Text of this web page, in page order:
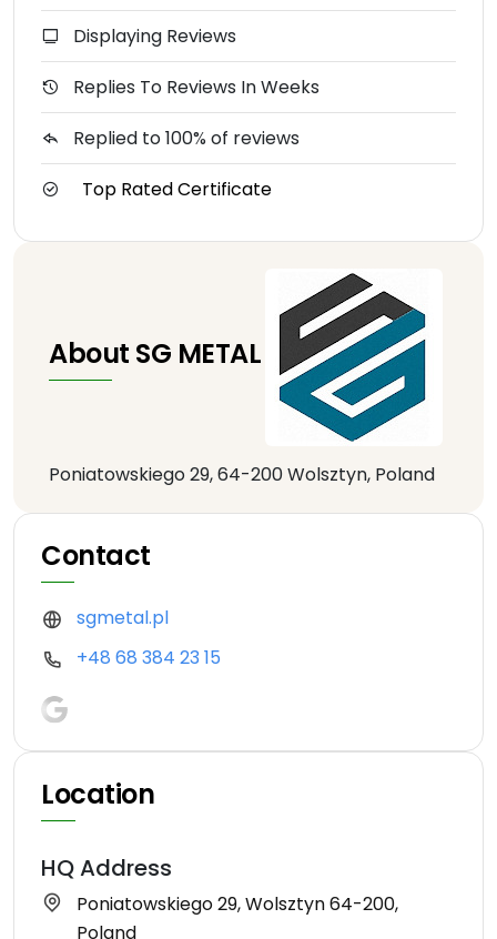
Displaying Reviews
Replies To Reviews In Weeks
Replied to 100% of reviews
Top Rated Certificate
About SG METAL
Poniatowskiego 29, 64-200 Wolsztyn, Poland
Contact
sgmetal.pl
+48 68 384 23 15
Location
HQ Address
Poniatowskiego 29, Wolsztyn 64-200,
Poland